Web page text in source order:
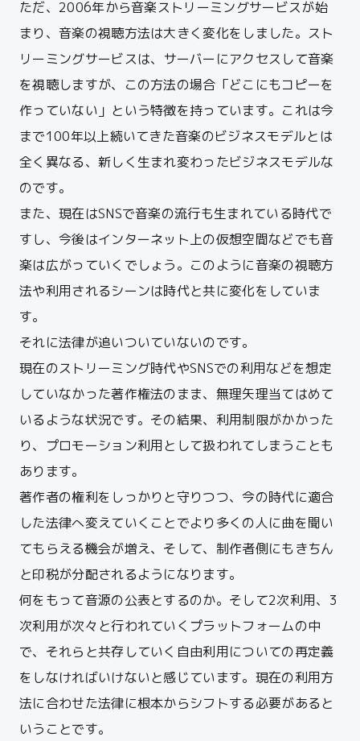
ただ、2006年から音楽ストリーミングサービスが始
まり、音楽の視聴方法は大きく変化をしました。スト
リーミングサービスは、 サーバーにアクセスして音楽
を視聴しますが、この方法の場合「どこにもコピーを
作っていない」という特徴を持っています。 これは今
まで100年以上続いてきた音楽のビジネスモデルとは
全く異なる、 新しく生まれ変わったビジネスモデルな
のです。
また、現在はSNSで音楽の流行も生まれている時代で
すし、今後はインターネット上の仮想空間などでも音
楽は広がっていくでしょう。このように音楽の視聴方
法や利用されるシーンは時代と共に変化をしていま
す。
それに法律が追いついていないのです。
現在のストリーミング時代やSNSでの利用などを想定
していなかった著作権法のまま、無理矢理当てはめて
いるような状況です。 その結果、利用制限がかかった
り、プロモーション利用として扱われてしまうことも
あります。
著作者の権利をしっかりと守りつつ、今の時代に適合
した法律へ変えていくことでより多くの人に曲を聞い
てもらえる機会が増え、そして、制作者側にもきちん
と印税が分配されるようになります。
何をもって音源の公表とするのか。そして2次利用、3
次利用が次々と行われていくプラットフォームの中
で、それらと共存していく自由利用についての再定義
をしなければいけないと感じています。 現在の利用方
法に合わせた法律に根本からシフトする必要があると
いうことです。